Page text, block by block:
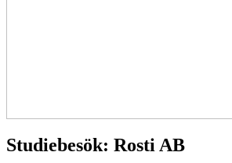
Studiebesök: Rosti AB